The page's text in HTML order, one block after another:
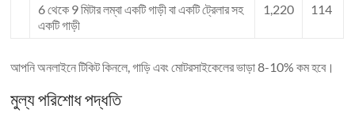
6 থেকে 9 মিটার লম্বা একটি গাড়ী বা একটি ট্রেলার সহ
একটি গাড়ী
1,220 114
আপনি অনলাইনে টিকিট কিনলে, গাড়ি এবং মোটরসাইকেলের ভাড়া 8-10% কম হবে।
মুল্য পরিশোধ পদ্ধতি